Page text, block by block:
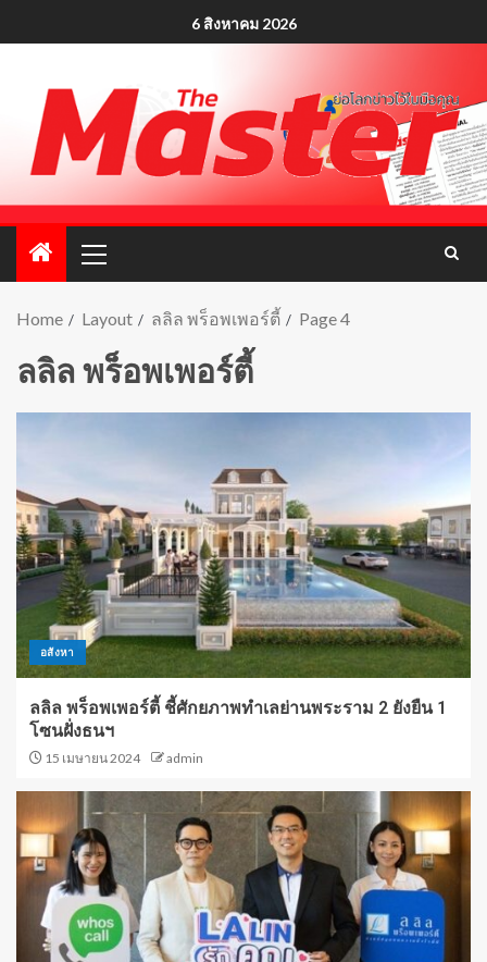
6 สิงหาคม 2026
Home Layout ลลิล พร็อพเพอร์ตี้ Page 4
ลลิล พร็อพเพอร์ตี้
อสังหา
ลลิล พร็อพเพอร์ตี้ ชี้ศักยภาพทำเลย่านพระราม 2 ยังยืน 1
โซนฝั่งธนฯ
15 เมษายน 2024 admin